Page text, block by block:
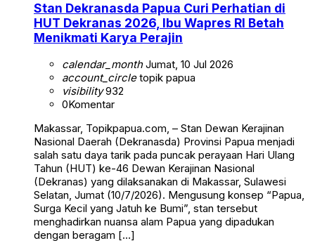
Stan Dekranasda Papua Curi Perhatian di
HUT Dekranas 2026, Ibu Wapres RI Betah
Menikmati Karya Perajin
calendar_monthJumat, 10 Jul 2026
account_circletopik papua
visibility932
0Komentar
Makassar, Topikpapua.com, – Stan Dewan Kerajinan
Nasional Daerah (Dekranasda) Provinsi Papua menjadi
salah satu daya tarik pada puncak perayaan Hari Ulang
Tahun (HUT) ke-46 Dewan Kerajinan Nasional
(Dekranas) yang dilaksanakan di Makassar, Sulawesi
Selatan, Jumat (10/7/2026). Mengusung konsep “Papua,
Surga Kecil yang Jatuh ke Bumi”, stan tersebut
menghadirkan nuansa alam Papua yang dipadukan
dengan beragam […]